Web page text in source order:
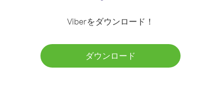
Viberをダウンロード！
ダウンロード